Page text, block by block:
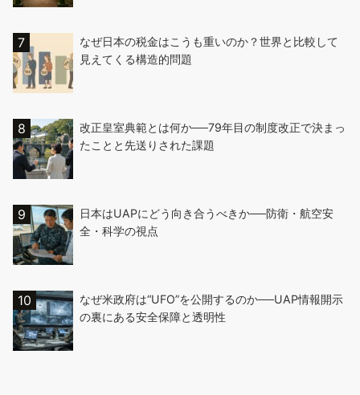
なぜ日本の税金はこうも重いのか？世界と比較して
見えてくる構造的問題
改正皇室典範とは何か──79年目の制度改正で決まっ
たことと先送りされた課題
日本はUAPにどう向き合うべきか──防衛・航空安
全・科学の視点
なぜ米政府は“UFO”を公開するのか──UAP情報開示
の裏にある安全保障と透明性